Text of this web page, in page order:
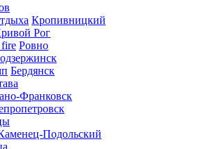
Кропивницкий
Рог
fire Ровно
Бердянск
Франковск
Подольский